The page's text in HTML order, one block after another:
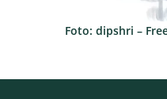
Foto: dipshri –